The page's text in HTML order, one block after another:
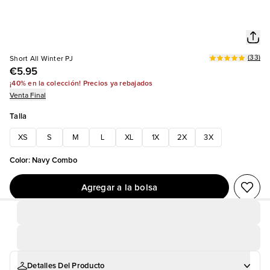
Short All Winter PJ
€5.95
(33)
¡40% en la colección! Precios ya rebajados
Venta Final
Talla
XS S M XL 1X 2X 3X
Color: Navy Combo
Agregar a la bolsa
Detalles Del Producto